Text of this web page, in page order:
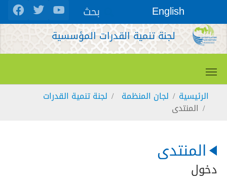
Skip to main content
English بحث
لجنة تنمية القدرات المؤسسية
You are here:
الرئيسية لجان المنظمة لجنة تنمية القدرات
المنتدى
المنتدى
دخول